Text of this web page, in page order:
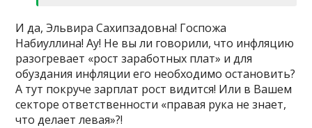
И да, Эльвира Сахипзадовна! Госпожа
Набиуллина! Ау! Не вы ли говорили, что инфляцию
разогревает «рост заработных плат» и для
обуздания инфляции его необходимо остановить?
А тут покруче зарплат рост видится! Или в Вашем
секторе ответственности «правая рука не знает,
что делает левая»?!